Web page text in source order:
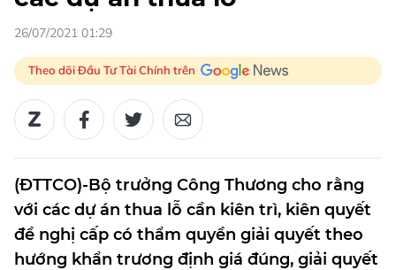
26/07/2021 01:29
Theo dõi Đầu Tư Tài Chính trên
(ĐTTCO)-Bộ trưởng Công Thương cho rằng
với các dự án thua lỗ cần kiên trì, kiên quyết
đề nghị cấp có thẩm quyền giải quyết theo
hướng khẩn trương định giá đúng, giải quyết